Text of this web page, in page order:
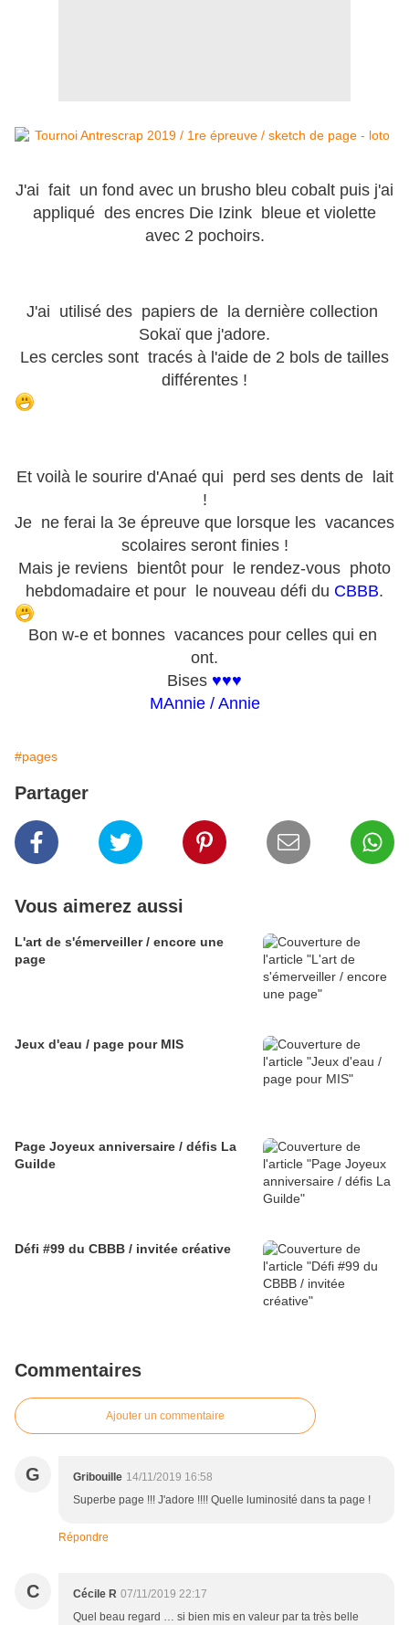
J'ai fait un fond avec un brusho bleu cobalt puis j'ai
appliqué des encres Die Izink bleue et violette
avec 2 pochoirs.
J'ai utilisé des papiers de la dernière collection
Sokaï que j'adore.
Les cercles sont tracés à l'aide de 2 bols de tailles
différentes !
Et voilà le sourire d'Anaé qui perd ses dents de lait
!
Je ne ferai la 3e épreuve que lorsque les vacances
scolaires seront finies !
Mais je reviens bientôt pour le rendez-vous photo
hebdomadaire et pour le nouveau défi du CBBB.
Bon w-e et bonnes vacances pour celles qui en
ont.
Bises ♥♥♥
MAnnie / Annie
#pages
Partager
Vous aimerez aussi
L'art de s'émerveiller / encore une
page
Jeux d'eau / page pour MIS
Page Joyeux anniversaire / défis La
Guilde
Défi #99 du CBBB / invitée créative
Commentaires
Ajouter un commentaire
G Gribouille 14/11/2019 16:58
Superbe page !!! J'adore !!!! Quelle luminosité dans ta page !
Répondre
C Cécile R 07/11/2019 22:17
Quel beau regard … si bien mis en valeur par ta très belle